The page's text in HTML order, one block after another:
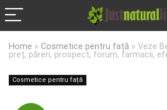
Home » Cosmetice pentru față » Veze
preț, păreri, prospect, forum, farmacii,
Cosmetice pentru față